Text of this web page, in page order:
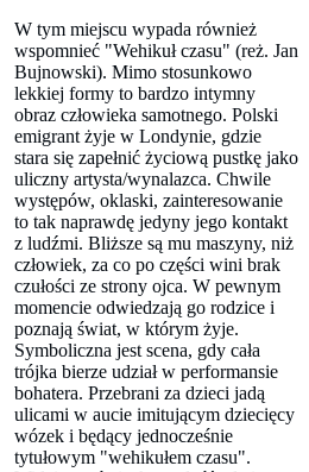
W tym miejscu wypada również
wspomnieć "Wehikuł czasu" (reż. Jan
Bujnowski). Mimo stosunkowo
lekkiej formy to bardzo intymny
obraz człowieka samotnego. Polski
emigrant żyje w Londynie, gdzie
stara się zapełnić życiową pustkę jako
uliczny artysta/wynalazca. Chwile
występów, oklaski, zainteresowanie
to tak naprawdę jedyny jego kontakt
z ludźmi. Bliższe są mu maszyny, niż
człowiek, za co po części wini brak
czułości ze strony ojca. W pewnym
momencie odwiedzają go rodzice i
poznają świat, w którym żyje.
Symboliczna jest scena, gdy cała
trójka bierze udział w performansie
bohatera. Przebrani za dzieci jadą
ulicami w aucie imitującym dziecięcy
wózek i będący jednocześnie
tytułowym "wehikułem czasu".